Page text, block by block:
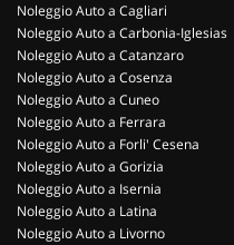
Noleggio Auto a Cagliari
Noleggio Auto a Carbonia-Iglesias
Noleggio Auto a Catanzaro
Noleggio Auto a Cosenza
Noleggio Auto a Cuneo
Noleggio Auto a Ferrara
Noleggio Auto a Forli' Cesena
Noleggio Auto a Gorizia
Noleggio Auto a Isernia
Noleggio Auto a Latina
Noleggio Auto a Livorno